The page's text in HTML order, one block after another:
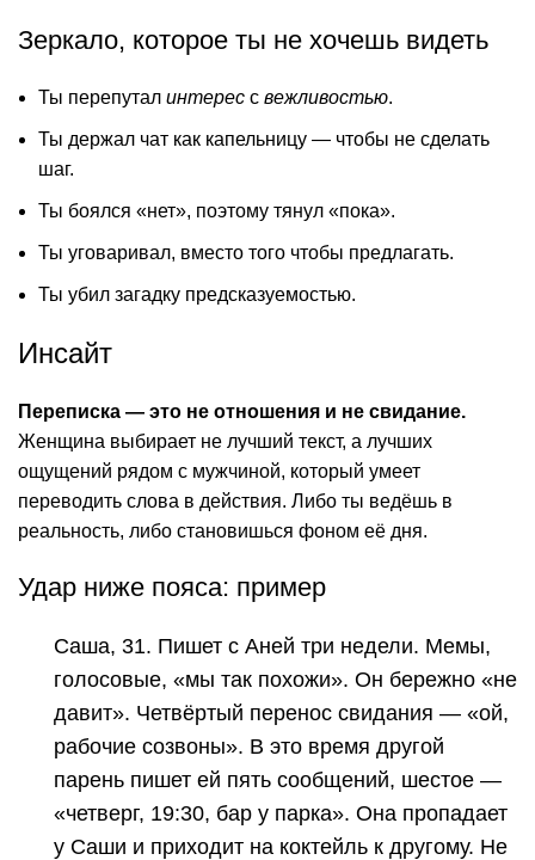
Зеркало, которое ты не хочешь видеть
Ты перепутал интерес с вежливостью.
Ты держал чат как капельницу — чтобы не сделать
шаг.
Ты боялся «нет», поэтому тянул «пока».
Ты уговаривал, вместо того чтобы предлагать.
Ты убил загадку предсказуемостью.
Инсайт
Переписка — это не отношения и не свидание.
Женщина выбирает не лучший текст, а лучших
ощущений рядом с мужчиной, который умеет
переводить слова в действия. Либо ты ведёшь в
реальность, либо становишься фоном её дня.
Удар ниже пояса: пример
Саша, 31. Пишет с Аней три недели. Мемы,
голосовые, «мы так похожи». Он бережно «не
давит». Четвёртый перенос свидания — «ой,
рабочие созвоны». В это время другой
парень пишет ей пять сообщений, шестое —
«четверг, 19:30, бар у парка». Она пропадает
у Саши и приходит на коктейль к другому. Не